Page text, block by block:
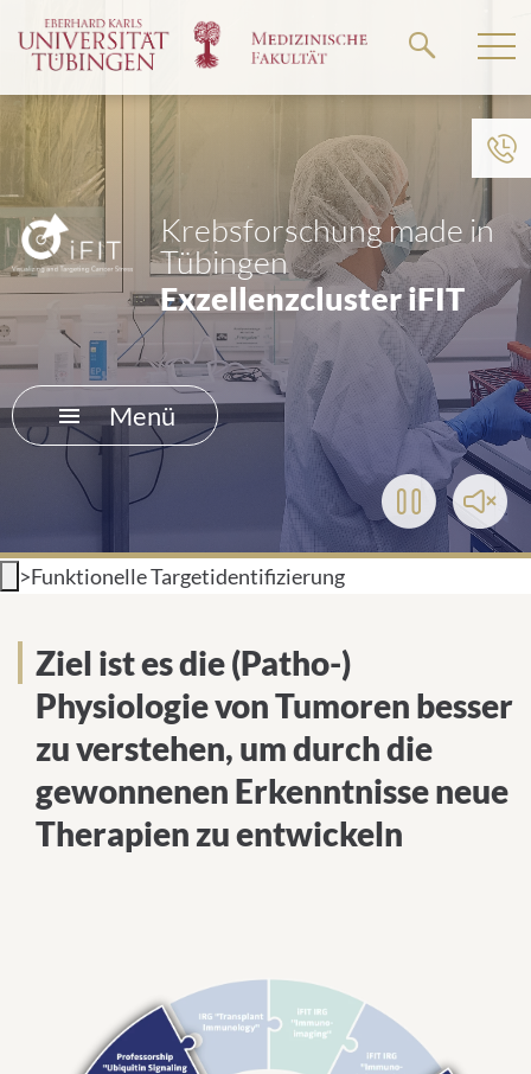
zum
Play/Pause
Video
Krebsforschung made in
Tübingen
Exzellenzcluster iFIT
Menü
Zum Menü der Einrichtung
HOME
FORSCHUNG
STUDIUM UND LEHRE
AKADEMISCHE KARRIERE
ÜBER UNS
UNIKLINIKUM
UNIVERSITÄT
Deutsch
Datenschutz
>Funktionelle Targetidentifizierung
Zentrale Fragestellung
Ziel ist es die (Patho-)
Physiologie von Tumoren besser
zu verstehen, um durch die
gewonnenen Erkenntnisse neue
Therapien zu entwickeln